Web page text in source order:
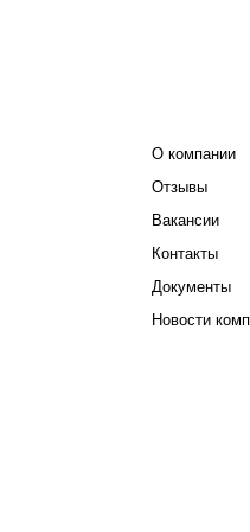
О компании
Отзывы
Вакансии
Контакты
Документы
Новости